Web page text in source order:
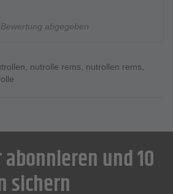
abgegeben
, nutrolle rems, nutrollen rems,
und 10
sichern